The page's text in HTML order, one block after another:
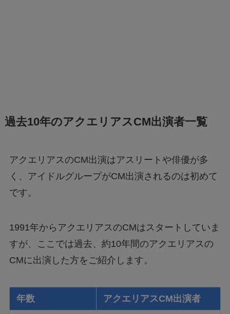
過去10年のアクエリアスCM出演者一覧
アクエリアスのCM出演はアスリートや俳優が多
く、アイドルグループがCM出演されるのは初めて
です。
1991年からアクエリアスのCMはスタートしていま
すが、ここでは過去、約10年間のアクエリアスの
CMに出演した方をご紹介します。
年数 アクエリアスCM出演者